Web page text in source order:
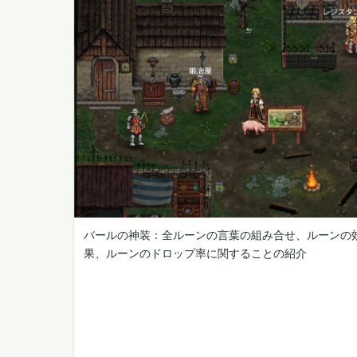
バールの神装：全ルーンの言葉の組み合せ、ルーンの
果、ルーンのドロップ率に関することの紹介